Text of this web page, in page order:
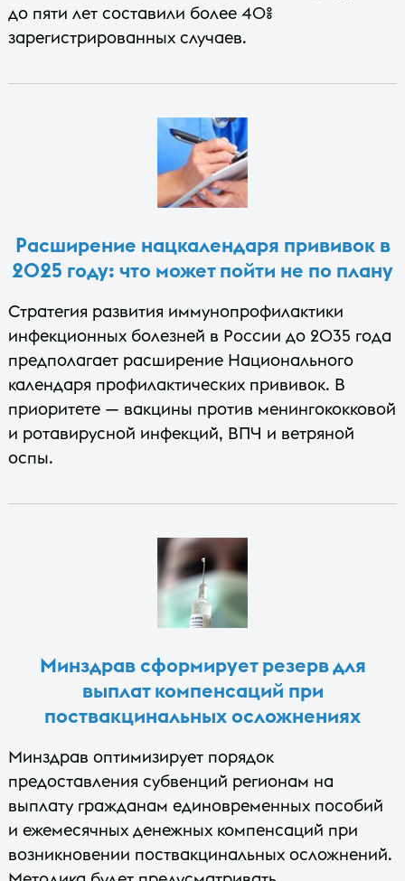
до пяти лет составили более 40%
зарегистрированных случаев.
Расширение нацкалендаря прививок в
2025 году: что может пойти не по плану
Стратегия развития иммунопрофилактики
инфекционных болезней в России до 2035 года
предполагает расширение Национального
календаря профилактических прививок. В
приоритете — вакцины против менингококковой
и ротавирусной инфекций, ВПЧ и ветряной
оспы.
Минздрав сформирует резерв для
выплат компенсаций при
поствакцинальных осложнениях
Минздрав оптимизирует порядок
предоставления субвенций регионам на
выплату гражданам единовременных пособий
и ежемесячных денежных компенсаций при
возникновении поствакцинальных осложнений.